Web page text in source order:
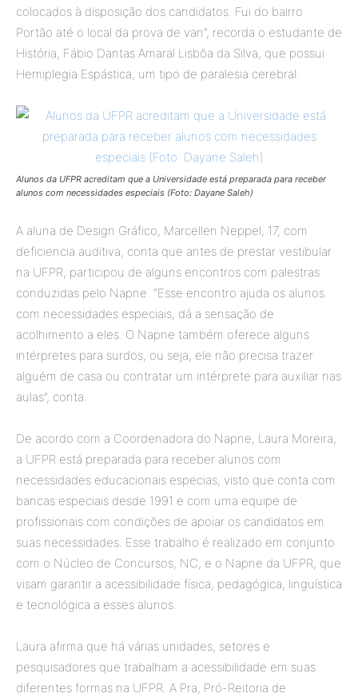
colocados à disposição dos candidatos. Fui do bairro
Portão até o local da prova de van”, recorda o estudante de
História, Fábio Dantas Amaral Lisbôa da Silva, que possui
Hemiplegia Espástica, um tipo de paralesia cerebral.
Alunos da UFPR acreditam que a Universidade está preparada para receber
alunos com necessidades especiais (Foto: Dayane Saleh)
A aluna de Design Gráfico, Marcellen Neppel, 17, com
deficiencia auditiva, conta que antes de prestar vestibular
na UFPR, participou de alguns encontros com palestras
conduzidas pelo Napne. “Esse encontro ajuda os alunos
com necessidades especiais, dá a sensação de
acolhimento a eles. O Napne também oferece alguns
intérpretes para surdos, ou seja, ele não precisa trazer
alguém de casa ou contratar um intérprete para auxiliar nas
aulas”, conta.
De acordo com a Coordenadora do Napne, Laura Moreira,
a UFPR está preparada para receber alunos com
necessidades educacionais especias, visto que conta com
bancas especiais desde 1991 e com uma equipe de
profissionais com condições de apoiar os candidatos em
suas necessidades. Esse trabalho é realizado em conjunto
com o Núcleo de Concursos, NC, e o Napne da UFPR, que
visam garantir a acessibilidade física, pedagógica, linguística
e tecnológica a esses alunos.
Laura afirma que há várias unidades, setores e
pesquisadores que trabalham a acessibilidade em suas
diferentes formas na UFPR. A Pra, Pró-Reitoria de